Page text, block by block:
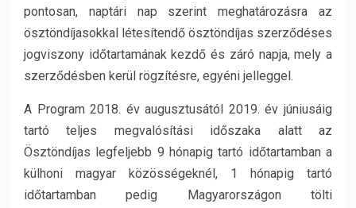
pontosan, naptári nap szerint meghatározásra az
ösztöndíjasokkal létesítendő ösztöndíjas szerződéses
jogviszony időtartamának kezdő és záró napja, mely a
szerződésben kerül rögzítésre, egyéni jelleggel.
A Program 2018. év augusztusától 2019. év júniusáig
tartó teljes megvalósítási időszaka alatt az
Ösztöndíjas legfeljebb 9 hónapig tartó időtartamban a
külhoni magyar közösségeknél, 1 hónapig tartó
időtartamban pedig Magyarországon tölti